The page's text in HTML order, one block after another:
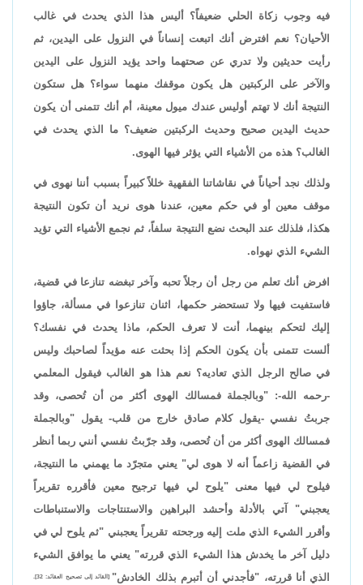
فيه وجوب زكاة الحلي ضعيفاً؟ أليس هذا الذي يحدث في غالب
الأحيان؟ نعم افترض أنك اتبعت إنساناً في النزول على اليدين، ثم
رأيت حديثين ولا تدري عن صحتهما واحد يؤيد النزول على اليدين
والآخر على الركبتين هل يكون موقفك منهما سواء؟ هل ستكون
النتيجة أنك لا تهتم أوليس عندك ميول معينة، أم أنك تتمنى أن يكون
حديث اليدين صحيح وحديث الركبتين ضعيف؟ ما الذي يحدث في
الغالب؟ هذه من الأشياء التي يؤثر فيها الهوى.
ولذلك نجد أحياناً في نقاشاتنا الفقهية خللاً كبيراً بسبب أننا نهوى في
موقف معين أو في حكم معين، عندنا هوى نريد أن تكون النتيجة
هكذا، فلذلك عند البحث نضع النتيجة سلفاً، ثم نجمع الأشياء التي تؤيد
الشيء الذي نهواه.
افرض أنك تعلم من رجل أن رجلاً تحبه وآخر تبغضه تنازعا في قضية،
فاستفيت فيها ولا تستحضر حكمها، اثنان تنازعوا في مسألة، جاؤوا
إليك لتحكم بينهما، أنت لا تعرف الحكم، ماذا يحدث في نفسك؟
ألست تتمنى بأن يكون الحكم إذا بحثت عنه مؤيداً لصاحبك وليس
في صالح الرجل الذي تعاديه؟ نعم هذا هو الغالب فيقول المعلمي
-رحمه الله-: "وبالجملة فمسالك الهوى أكثر من أن تُحصى، وقد
جربتُ نفسي -يقول كلام صادق خارج من قلب- يقول "وبالجملة
فمسالك الهوى أكثر من أن تُحصى، وقد جرّبتُ نفسي أنني ربما أنظر
في القضية زاعماً أنه لا هوى لي" يعني متجرّد ما يهمني ما النتيجة،
فيلوح لي فيها معنى "يلوح لي فيها ترجيح معين فأقرره تقريراً
يعجبني" آتي بالأدلة وأحشد البراهين والاستنتاجات والاستنباطات
وأقرر الشيء الذي ملت إليه ورجحته تقريراً يعجبني "ثم يلوح لي في
دليل آخر ما يخدش هذا الشيء الذي قررته" يعني ما يوافق الشيء
الذي أنا قررته، "فأجدني أن أتبرم بذلك الخادش" [القائد إلى تصحيح العقائد: 32].